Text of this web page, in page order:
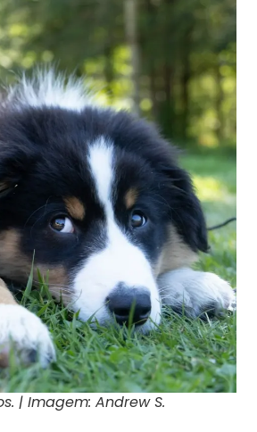
| Imagem: Andrew S.